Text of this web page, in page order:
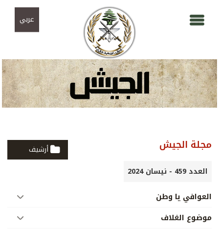
عربي
مجلة الجيش
أرشيف
العدد 459 - نيسان 2024
العوافي يا وطن
موضوع الغلاف